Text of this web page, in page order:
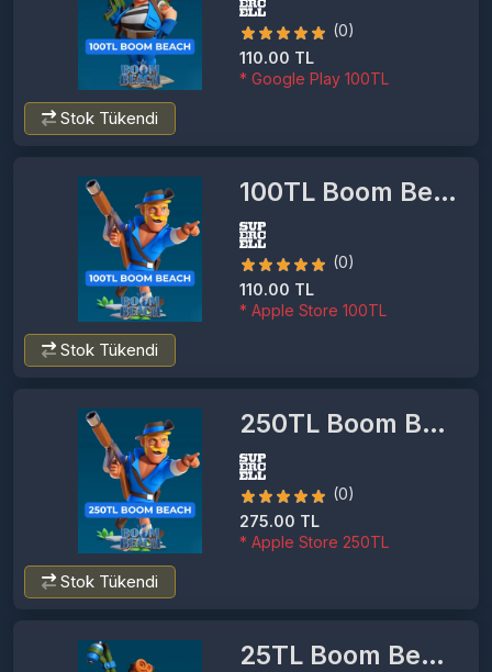
(0)
110.00 TL
* Google Play 100TL
Stok Tükendi
100TL Boom Beach
(0)
110.00 TL
* Apple Store 100TL
Stok Tükendi
250TL Boom Beach
(0)
275.00 TL
* Apple Store 250TL
Stok Tükendi
25TL Boom Beach